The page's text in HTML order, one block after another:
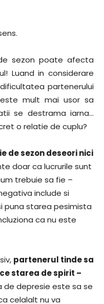
sezon poate afecta
Luand in considerare
partenerului
mult mai usor sa
se destrama iarna…
o relatie de cuplu?
de sezon deseori nici
doar ca lucrurile sunt
trebuie sa fie –
include si
puna starea pesimista
ca nu este
partenerul tinde sa
starea de spirit –
de depresie este sa se
celalalt nu va